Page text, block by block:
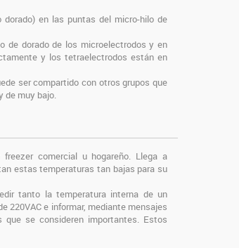
en las puntas del micro-hilo de
de dorado de los microelectrodos y en
y los tetraelectrodos están en
ser compartido con otros grupos que
muy bajo.
comercial u hogareño. Llega a
estas temperaturas tan bajas para su
tanto la temperatura interna de un
220VAC e informar, mediante mensajes
se consideren importantes. Estos